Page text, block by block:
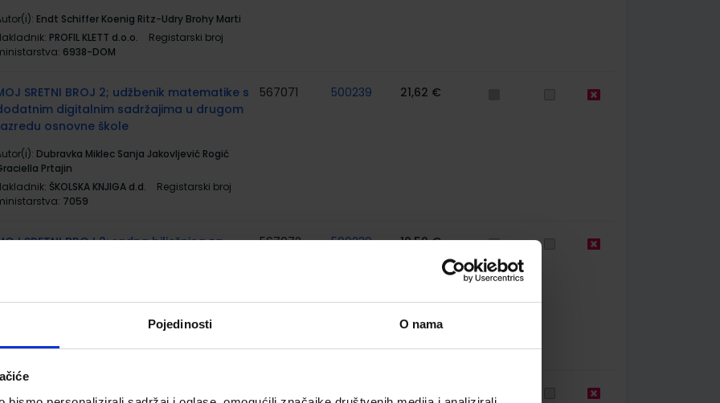
Pojedinosti O nama
Endt Schiffer Koenig Ritz-Udry Brohy Marti
PROFIL KLETT d.o.o.
Registarski broj
6938-DOM
SRETNI BROJ 2; udžbenik matematike s
digitalnim sadržajima u drugom
osnovne škole
Dubravka Miklec Sanja Jakovljević Rogić
Prtajin
ŠKOLSKA KNJIGA d.d.
Registarski broj
7059
567071 500239 21,62 €
SRETNI BROJ 2; radna bilježnica za
Dubravka Miklec Sanja Jakovljević Rogić
7059-DOM
567072 500239 10,50 €